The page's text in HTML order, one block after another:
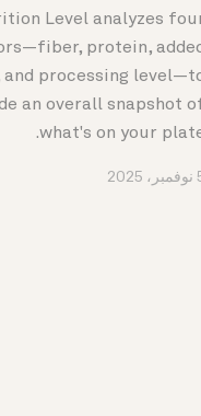
Level analyzes
protein,
and processing
an overall snapshot
what's on your
2025